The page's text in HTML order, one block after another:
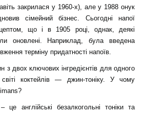
закрилася у 1960-х), але у 1988 онук
сімейний бізнес. Сьогодні напої
що і в 1905 році, однак, деякі
оновлені. Наприклад, була введена
терміну придатності напоїв.
з двох ключових інгредієнтів для одного
коктейлів — джин-тоніку. У чому
це англійські безалкогольні тоніки та